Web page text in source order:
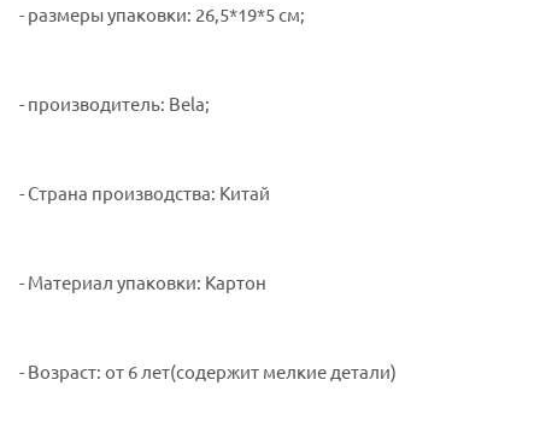
- размеры упаковки: 26,5*19*5 см;
- производитель: Bela;
- Страна производства: Китай
- Материал упаковки: Картон
- Возраст: от 6 лет(содержит мелкие детали)